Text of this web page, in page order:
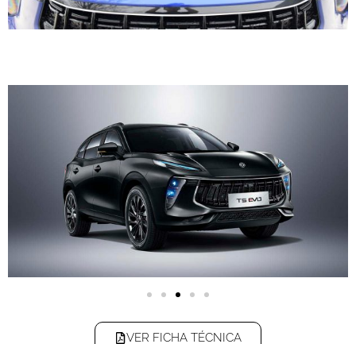
VER FICHA TÉCNICA